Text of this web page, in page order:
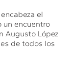
el
un encuentro
Augusto López
de todos los